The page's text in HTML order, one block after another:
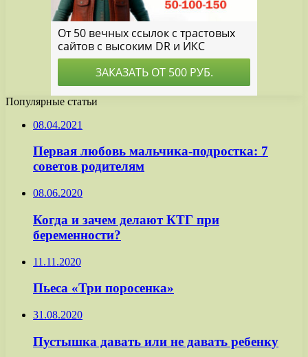
Популярные статьи
08.04.2021
Первая любовь мальчика-подростка: 7
советов родителям
08.06.2020
Когда и зачем делают КТГ при
беременности?
11.11.2020
Пьеса «Три поросенка»
31.08.2020
Пустышка давать или не давать ребенку